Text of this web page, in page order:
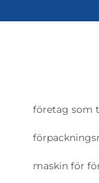
företag som
maskin för